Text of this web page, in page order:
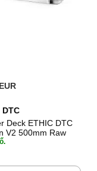
DTC
Deck ETHIC DTC
V2 500mm Raw